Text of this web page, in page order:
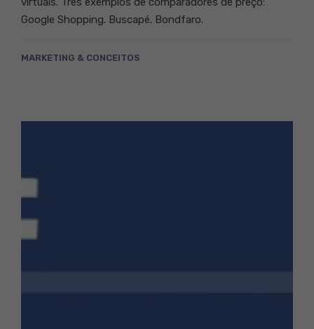
Google Shopping. Buscapé. Bondfaro.
MARKETING & CONCEITOS